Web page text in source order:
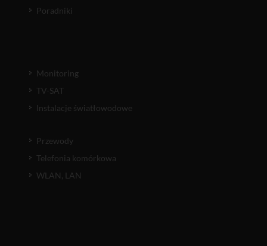
Poradniki
Monitoring
TV-SAT
Instalacje światłowodowe
Przewody
Telefonia komórkowa
WLAN, LAN